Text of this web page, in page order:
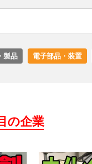
製品 電子部品・装置
の企業